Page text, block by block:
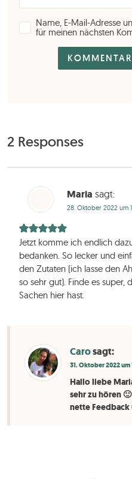
2 Responses
Maria sagt:
28. Oktober 2022 um
Jetzt komme ich endlich
bedanken. So lecker und
den Zutaten (ich lasse den
so sehr gut). Finde es super,
Sachen hier hast.
Carosagt:
31. Oktober 2022 um
Hallo liebe
sehr zu hören
nette
Name, E-Mail-Adresse
für meinen nächsten